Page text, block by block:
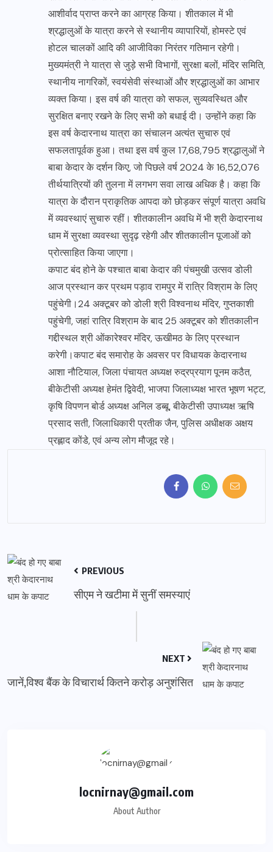
आशीर्वाद प्राप्त करने का आग्रह किया। शीतकाल में भी
श्रद्धालुओं के यात्रा करने से स्थानीय व्यापारियों, होमस्टे एवं
होटल चालकों आदि की आजीविका निरंतर गतिमान रहेगी।
मुख्यमंत्री ने यात्रा से जुड़े सभी विभागों, सुरक्षा बलों, मंदिर समिति,
स्थानीय नागरिकों, स्वयंसेवी संस्थाओं और श्रद्धालुओं का आभार
व्यक्त किया। इस वर्ष की यात्रा को सफल, सुव्यवस्थित और
सुरक्षित बनाए रखने के लिए सभी को बधाई दी। उन्होंने कहा कि
इस वर्ष केदारनाथ यात्रा का संचालन अत्यंत सुचारु एवं
सफलतापूर्वक हुआ। तथा इस वर्ष कुल 17,68,795 श्रद्धालुओं ने
बाबा केदार के दर्शन किए, जो पिछले वर्ष 2024 के 16,52,076
तीर्थयात्रियों की तुलना में लगभग सवा लाख अधिक है। कहा कि
यात्रा के दौरान प्राकृतिक आपदा को छोड़कर संपूर्ण यात्रा अवधि
में व्यवस्थाएं सुचारु रहीं। शीतकालीन अवधि में भी श्री केदारनाथ
धाम में सुरक्षा व्यवस्था सुदृढ़ रहेगी और शीतकालीन पूजाओं को
प्रोत्साहित किया जाएगा।
कपाट बंद होने के पश्चात बाबा केदार की पंचमुखी उत्सव डोली
आज प्रस्थान कर प्रथम पड़ाव रामपुर में रात्रि विश्राम के लिए
पहुंचेगी।24 अक्टूबर को डोली श्री विश्वनाथ मंदिर, गुप्तकाशी
पहुंचेगी, जहां रात्रि विश्राम के बाद 25 अक्टूबर को शीतकालीन
गद्दीस्थल श्री ओंकारेश्वर मंदिर, ऊखीमठ के लिए प्रस्थान
करेगी।कपाट बंद समारोह के अवसर पर विधायक केदारनाथ
आशा नौटियाल, जिला पंचायत अध्यक्ष रुद्रप्रयाग पूनम कठैत,
बीकेटीसी अध्यक्ष हेमंत द्विवेदी, भाजपा जिलाध्यक्ष भारत भूषण भट्ट,
कृषि विपणन बोर्ड अध्यक्ष अनिल डब्बू, बीकेटीसी उपाध्यक्ष ऋषि
प्रसाद सती, जिलाधिकारी प्रतीक जैन, पुलिस अधीक्षक अक्षय
प्रह्लाद कोंडे, एवं अन्य लोग मौजूद रहे।
PREVIOUS
सीएम ने खटीमा में सुनीं समस्याएं
NEXT
जानें,विश्व बैंक के विचारार्थ कितने करोड़ अनुशंसित
locnirnay@gmail.com
About Author